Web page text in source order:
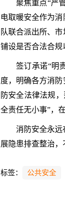
聚焦重点“严
电取暖安全作为
队联合派出所、
铺设是否合法合规
签订承诺“明
度，明确各方消
防安全法律法规
全责任无小事”，
消防安全永
展隐患排查整治，
标签： 公共安全